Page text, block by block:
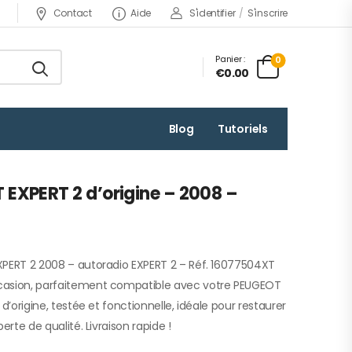
Contact Aide S'identifier / S'inscrire
Panier :
€0.00
0
Blog
Tutoriels
2 d’origine – 2008 –
2 2008 – autoradio EXPERT 2 – Réf. 16077504XT
parfaitement compatible avec votre PEUGEOT
d’origine, testée et fonctionnelle, idéale pour restaurer
de qualité. Livraison rapide !